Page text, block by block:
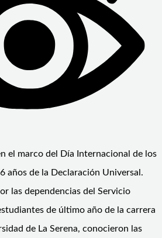
el marco del Día Internacional de los
años de la Declaración Universal.
las dependencias del Servicio
de último año de la carrera
de La Serena, conocieron las